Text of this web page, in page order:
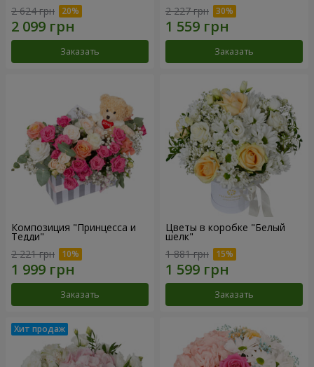
2 624 грн
Заказать
2 227 грн
Заказать
Композиция "Принцесса и
Тедди"
2 221 грн
Заказать
Цветы в коробке "Белый
шелк"
1 881 грн
Заказать